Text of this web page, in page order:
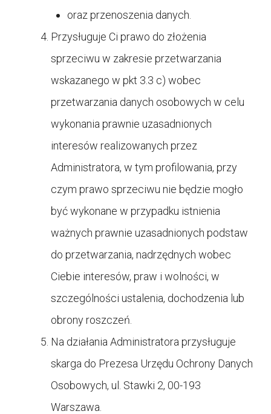
oraz przenoszenia danych.
Przysługuje Ci prawo do złożenia
sprzeciwu w zakresie przetwarzania
wskazanego w pkt 3.3 c) wobec
przetwarzania danych osobowych w celu
wykonania prawnie uzasadnionych
interesów realizowanych przez
Administratora, w tym profilowania, przy
czym prawo sprzeciwu nie będzie mogło
być wykonane w przypadku istnienia
ważnych prawnie uzasadnionych podstaw
do przetwarzania, nadrzędnych wobec
Ciebie interesów, praw i wolności, w
szczególności ustalenia, dochodzenia lub
obrony roszczeń.
Na działania Administratora przysługuje
skarga do Prezesa Urzędu Ochrony Danych
Osobowych, ul. Stawki 2, 00-193
Warszawa.